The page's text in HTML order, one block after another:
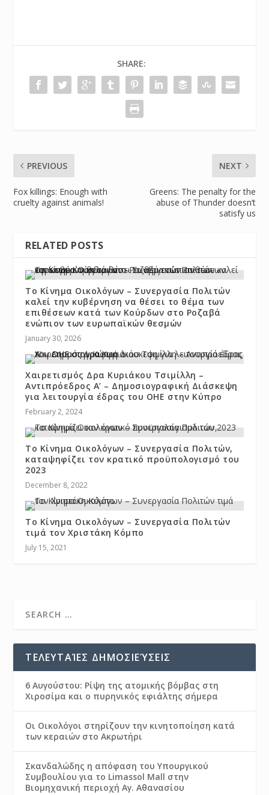
SHARE:
PREVIOUS
Fox killings: Enough with
cruelty against animals!
NEXT
Greens: The penalty for the
abuse of Thunder doesn’t
satisfy us
RELATED POSTS
Το Κίνημα Οικολόγων – Συνεργασία Πολιτών
καλεί την κυβέρνηση να θέσει το θέμα των
επιθέσεων κατά των Κούρδων στο Ροζαβά
ενώπιον των ευρωπαϊκών θεσμών
January 30, 2026
Χαιρετισμός Δρα Κυριάκου Τσιμίλλη –
Αντιπρόεδρος Α’ – Δημοσιογραφική Διάσκεψη
για λειτουργία έδρας του ΟΗΕ στην Κύπρο
February 2, 2024
Το Κίνημα Οικολόγων – Συνεργασία Πολιτών,
καταψηφίζει τον κρατικό προϋπολογισμό του
2023
December 8, 2022
Το Κίνημα Οικολόγων – Συνεργασία Πολιτών
τιμά τον Χριστάκη Κόμπο
July 15, 2021
ΤΕΛΕΥΤΑΊΕΣ ΔΗΜΟΣΙΕΎΣΕΙΣ
6 Αυγούστου: Ρίψη της ατομικής βόμβας στη
Χιροσίμα και ο πυρηνικός εφιάλτης σήμερα
Οι Οικολόγοι στηρίζουν την κινητοποίηση κατά
των κεραιών στο Ακρωτήρι
Σκανδαλώδης η απόφαση του Υπουργικού
Συμβουλίου για το Limassol Mall στην
Βιομηχανική περιοχή Αγ. Αθανασίου